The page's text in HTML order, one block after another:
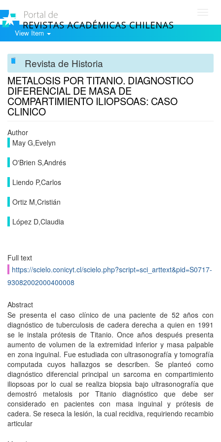
View Item
Revista de Historia
METALOSIS POR TITANIO. DIAGNOSTICO
DIFERENCIAL DE MASA DE
COMPARTIMIENTO ILIOPSOAS: CASO
CLINICO
Author
May G,Evelyn
O'Brien S,Andrés
Liendo P,Carlos
Ortiz M,Cristián
López D,Claudia
Full text
https://scielo.conicyt.cl/scielo.php?script=sci_arttext&pid=S0717-
93082002000400008
Abstract
Se presenta el caso clínico de una paciente de 52 años con
diagnóstico de tuberculosis de cadera derecha a quien en 1991
se le instala prótesis de Titanio. Once años después presenta
aumento de volumen de la extremidad inferior y masa palpable
en zona inguinal. Fue estudiada con ultrasonografía y tomografía
computada cuyos hallazgos se describen. Se planteó como
diagnóstico diferencial principal un sarcoma en compartimiento
iliopsoas por lo cual se realiza biopsia bajo ultrasonografía que
demostró metalosis por Titanio diagnóstico que debe ser
considerado en pacientes con masa inguinal y prótesis de
cadera. Se reseca la lesión, la cual recidiva, requiriendo recambio
articular